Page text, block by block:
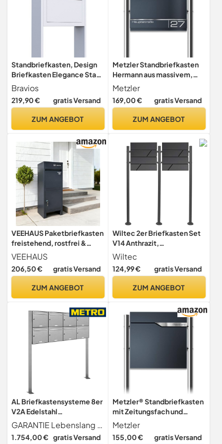
Standbriefkasten, Design
Briefkasten Elegance Stand
Weiß - Bravios
Bravios
219,90 € gratis Versand
ZUM ANGEBOT
Metzler Standbriefkasten
Hermann aus massivem,
pulverbeschichtetem Stahl
in Anthrazitgrau RAL 7016,
mit Lasergravur, Edelstahl-
Zeitungsfach, Größe:
Metzler
169,00 € gratis Versand
ZUM ANGEBOT
VEEHAUS Paketbriefkasten
freistehend, rostfrei &
wetterfest, 43L Anthrazit
VEEHAUS
206,50 € gratis Versand
ZUM ANGEBOT
Wiltec 2er Briefkasten Set
V14 Anthrazit,
Wandbriefkasten mit
Schloss, Zeitungsrolle,
Ständer, Postkasten aus
Wiltec
124,99 € gratis Versand
ZUM ANGEBOT
AL Briefkastensysteme 8er
V2A Edelstahl
Standbriefkasten rostfrei
als 8 Fach
Briefkastenanlage DIN A4 in
GARANTIE Lebenslang gegen Durchrostung Liefergarantie für Ersatzteile und Zubehör + entspricht Europäischer Postnorm DIN 13724
1.754,00 € gratis Versand
Metzler® Standbriefkasten
mit Zeitungsfach und
Edelstahl-Namensschild
Anthrazit RAL 7016
witterungsbeständig
Metzler
155,00 € gratis Versand